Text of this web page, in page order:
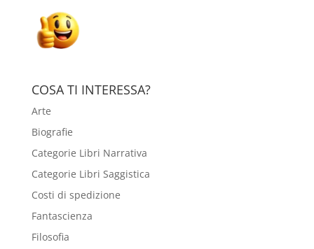
COSA TI INTERESSA?
Arte
Biografie
Categorie Libri Narrativa
Categorie Libri Saggistica
Costi di spedizione
Fantascienza
Filosofia